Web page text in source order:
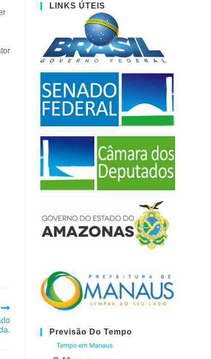
LINKS ÚTEIS
Previsão Do Tempo